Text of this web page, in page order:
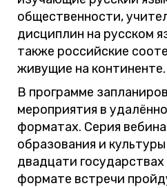
общественности,
дисциплин на русском
также российские
живущие на континенте.
В программе
мероприятия в
форматах. Серия
образования и
двадцати
формате встречи